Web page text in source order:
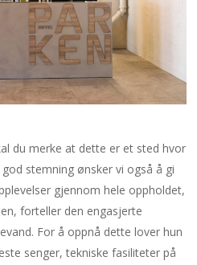
du merke at dette er et sted hvor
stemning ønsker vi også å gi
gjennom hele oppholdet,
forteller den engasjerte
For å oppnå dette lover hun
senger, tekniske fasiliteter på